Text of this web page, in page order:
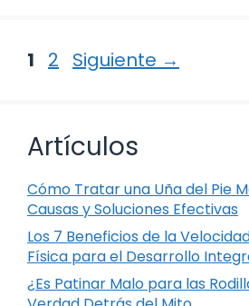
Página
1 Página
2 Siguiente →
Artículos
Cómo Tratar una Uña del Pie
Causas y Soluciones Efectivas
Los 7 Beneficios de la
Física para el Desarrollo
¿Es Patinar Malo para las